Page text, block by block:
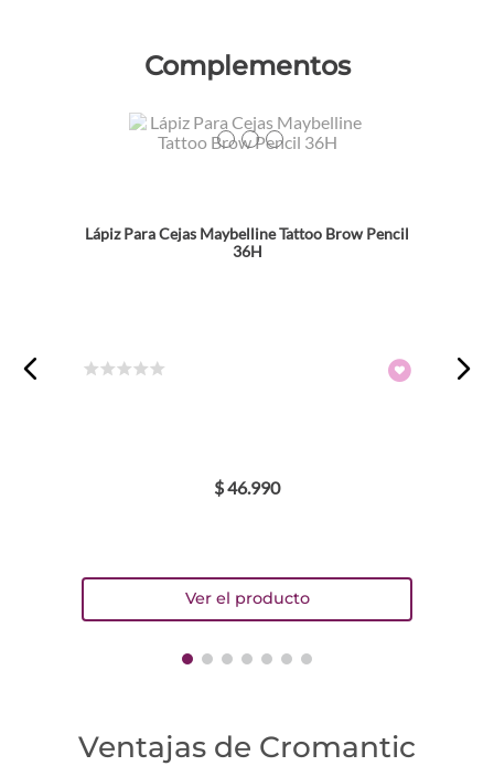
Dirección de email
ENVIAR COMENTARIO
Complementos
Lápiz Para Cejas Maybelline Tattoo Brow Pencil
36H
$46.990
Ventajas de Cromantic